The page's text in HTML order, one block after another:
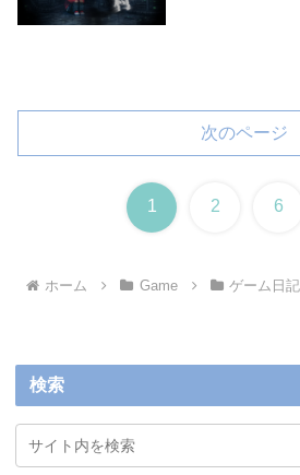
次のページ
1 2 6
ホーム Game ゲーム日記
検索